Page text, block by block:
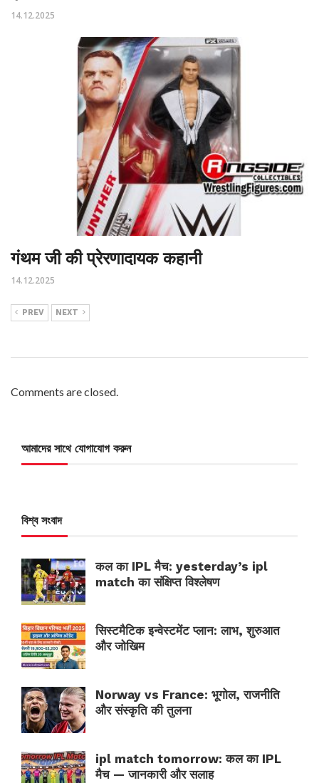
14.12.2025
गंथम जी की प्रेरणादायक कहानी
14.12.2025
PREV NEXT
Comments are closed.
আমাদের সাথে যোগাযোগ করুন
বিশ্ব সংবাদ
कल का IPL मैच: yesterday’s ipl
match का संक्षिप्त विश्लेषण
सिस्टमैटिक इन्वेस्टमेंट प्लान: लाभ, शुरुआत
और जोखिम
Norway vs France: भूगोल, राजनीति
और संस्कृति की तुलना
ipl match tomorrow: कल का IPL
मैच — जानकारी और सलाह